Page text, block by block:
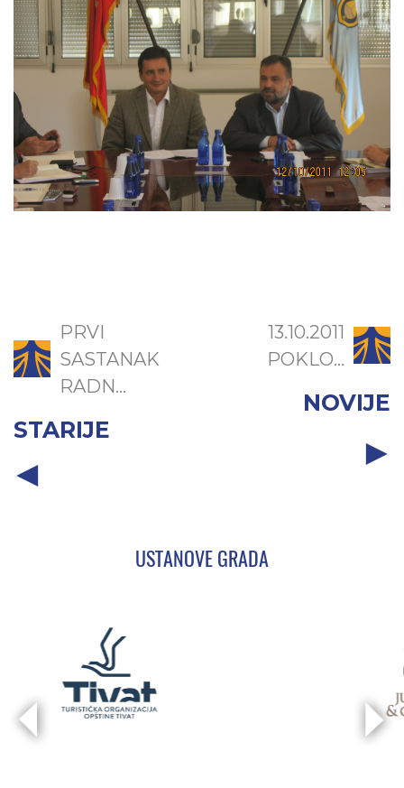
PRVI
SASTANAK
RADN...
STARIJE
13.10.2011
POKLO...
NOVIJE
USTANOVE GRADA